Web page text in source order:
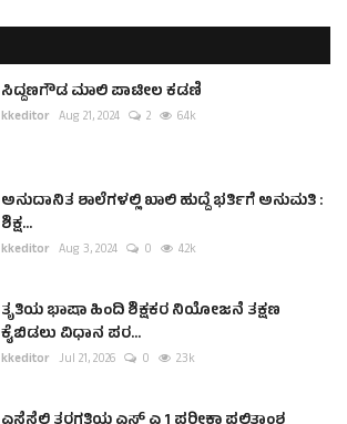
ಸಿದ್ದಣಗೌಡ ಮಾಲಿ ಪಾಟೀಲ ಕಡಣಿ
kkeditor Aug 21, 2024 2 6.4k
ಅನುದಾನಿತ ಶಾಲೆಗಳಲ್ಲಿ ಖಾಲಿ ಹುದ್ದೆ ಭರ್ತಿಗೆ ಅನುಮತಿ :
ಶಿಕ್ಷ...
kkeditor Aug 3, 2024 0 4.2k
ತೃತಿಯ ಭಾಷಾ ಹಿಂದಿ ಶಿಕ್ಷಕರ ನಿಯೋಜನೆ ತಕ್ಷಣ
ಕೈಬಿಡಲು ವಿಧಾನ ಪರ...
kkeditor Jul 21, 2026 0 2.3k